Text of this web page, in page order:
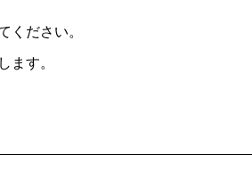
ください。
ます。